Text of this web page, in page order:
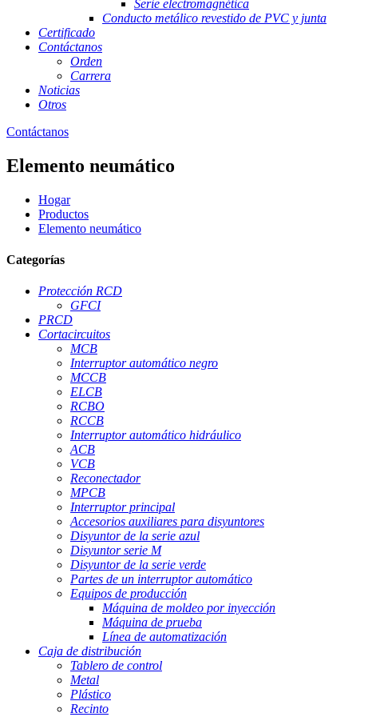
Serie electromagnética
Conducto metálico revestido de PVC y junta
Certificado
Contáctanos
Orden
Carrera
Noticias
Otros
Contáctanos
Elemento neumático
Hogar
Productos
Elemento neumático
Categorías
Protección RCD
GFCI
PRCD
Cortacircuitos
MCB
Interruptor automático negro
MCCB
ELCB
RCBO
RCCB
Interruptor automático hidráulico
ACB
VCB
Reconectador
MPCB
Interruptor principal
Accesorios auxiliares para disyuntores
Disyuntor de la serie azul
Disyuntor serie M
Disyuntor de la serie verde
Partes de un interruptor automático
Equipos de producción
Máquina de moldeo por inyección
Máquina de prueba
Línea de automatización
Caja de distribución
Tablero de control
Metal
Plástico
Recinto